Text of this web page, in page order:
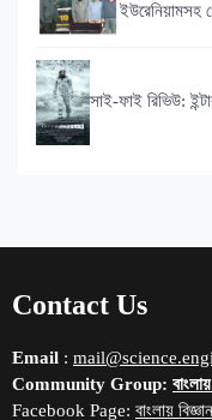
ইউরেনিয়ামসহ
সাই-ফাই রিভিউ:
Contact Us
Email :
Community Group:
Facebook Page: বাংলায়